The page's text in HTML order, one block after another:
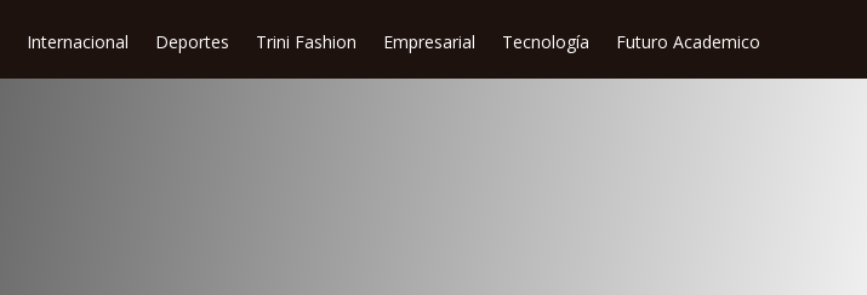
Internacional Deportes Trini Fashion Empresarial Tecnología Futuro Academico